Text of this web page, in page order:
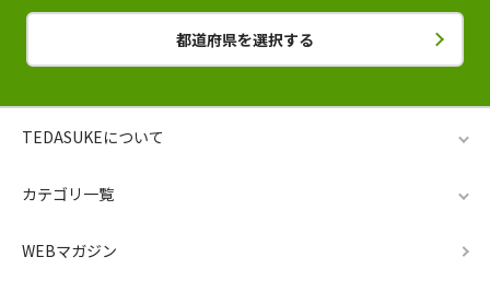
都道府県を選択する
TEDASUKEについて
カテゴリ一覧
WEBマガジン